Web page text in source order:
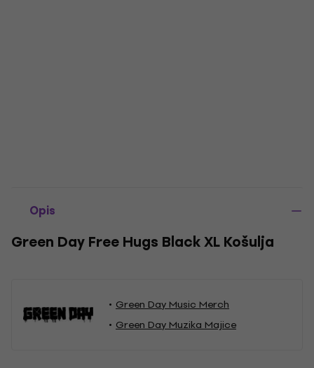
Opis
Green Day Free Hugs Black XL Košulja
Green Day Music Merch
Green Day Muzika Majice